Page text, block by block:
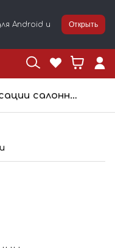
Android и
Открыть
Клей JETA PRO для фиксации салонного зеркала 0,002кг 5597